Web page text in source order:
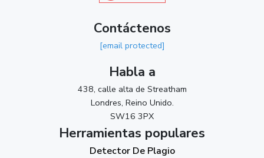
Contáctenos
[email protected]
Habla a
438, calle alta de Streatham
Londres, Reino Unido.
SW16 3PX
Herramientas populares
Detector De Plagio